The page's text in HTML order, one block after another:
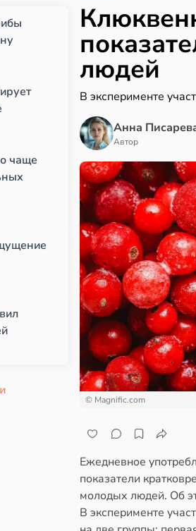
чаще
людей
В эксперименте
Анна
Автор
© Magnific.com
Ежедневное
показатели
молодых людей. Об
В эксперименте